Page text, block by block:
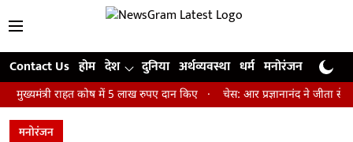
Contact Us होम देश दुनिया अर्थव्यवस्था धर्म मनोरंजन खेल
राहत कोष में 5 लाख रुपए दान किए चेस: आर प्रज्ञानानंद ने जीता सेंट लुइस
मनोरंजन